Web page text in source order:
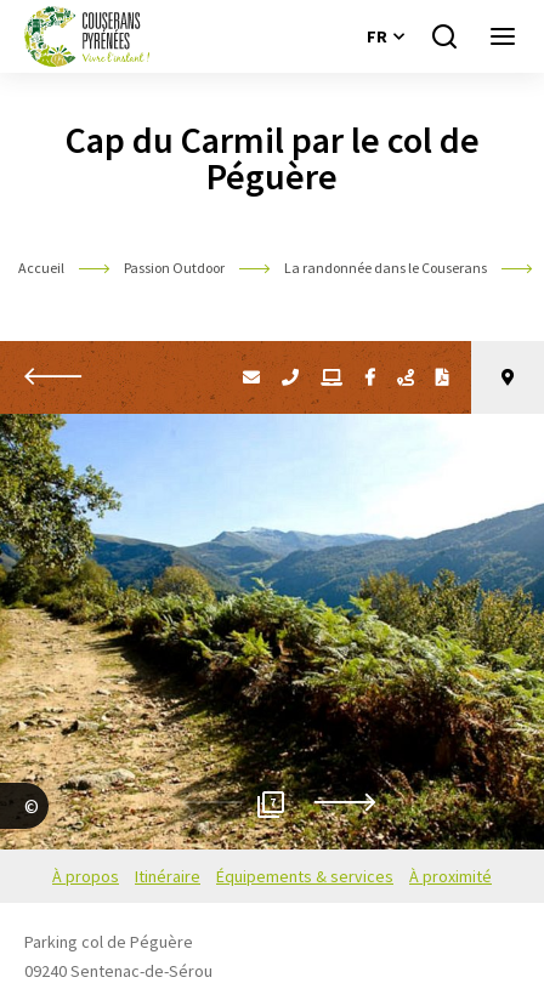
FR
Je
Cap du Carmil par le col de
Péguère
Accueil Passion Outdoor La randonnée dans le Couserans
Retour
inconnu 7
À propos Itinéraire Équipements & services À proximité
Parking col de Péguère
09240Sentenac-de-Sérou